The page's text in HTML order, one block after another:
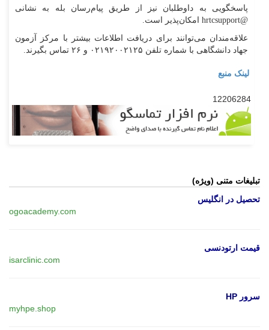
پاسخگویی به داوطلبان نیز از طریق پیام‌رسان بله به نشانی
@hrtcsupport امکان‌پذیر است.
علاقه‌مندان می‌توانند برای دریافت اطلاعات بیشتر با مرکز آزمون
جهاد دانشگاهی با شماره تلفن ۰۲۱۹۲۰۰۲۱۲۵ و ۲۶ تماس بگیرند.
لینک منبع
12206284
تبلیغات متنی (ویژه)
تحصیل در انگلیس
ogoacademy.com
قیمت ارتودنسی
isarclinic.com
سرور HP
myhpe.shop